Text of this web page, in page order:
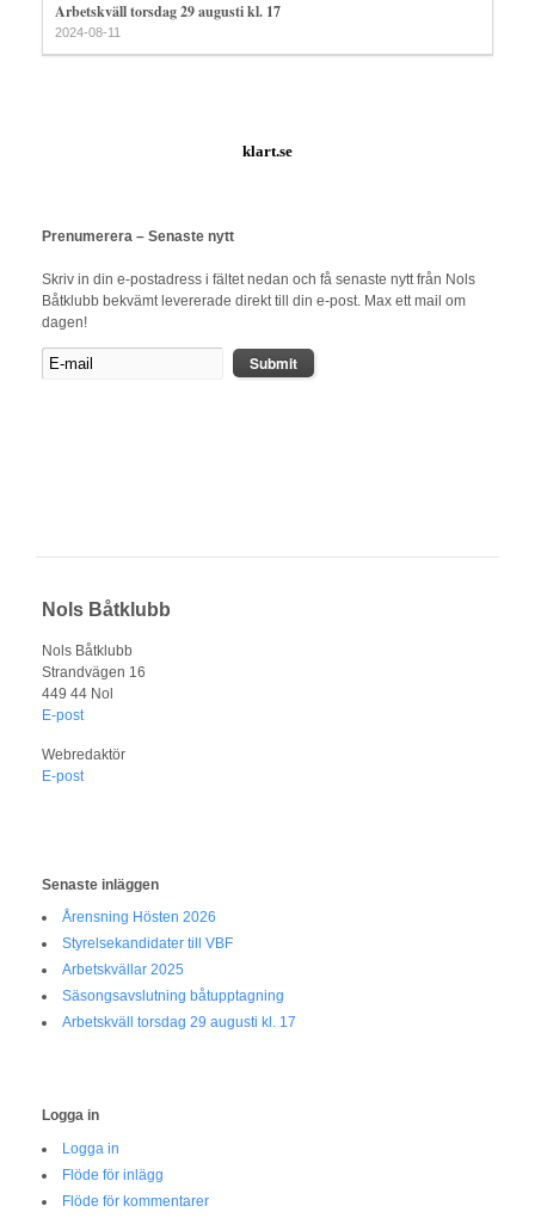
Arbetskväll torsdag 29 augusti kl. 17
2024-08-11
klart.se
Prenumerera – Senaste nytt
Skriv in din e-postadress i fältet nedan och få senaste nytt från Nols
Båtklubb bekvämt levererade direkt till din e-post. Max ett mail om
dagen!
Nols Båtklubb
Nols Båtklubb
Strandvägen 16
449 44 Nol
E-post
Webredaktör
E-post
Senaste inläggen
Årensning Hösten 2026
Styrelsekandidater till VBF
Arbetskvällar 2025
Säsongsavslutning båtupptagning
Arbetskväll torsdag 29 augusti kl. 17
Logga in
Logga in
Flöde för inlägg
Flöde för kommentarer